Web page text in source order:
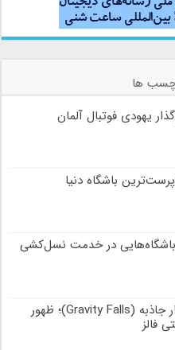
ها
یهودی فوتبال آلمان
باشگاه دنیا
باشگاه‌هایی در خدمت نسل‌کشی
نقد انیمیشن آبشار جاذبه (Gravity Falls)؛ ظهور
فالز